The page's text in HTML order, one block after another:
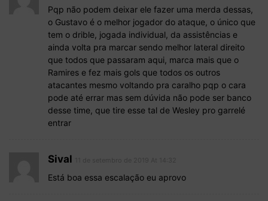
Pqp não podem deixar ele fazer uma merda dessas,
o Gustavo é o melhor jogador do ataque, o único que
tem o drible, jogada individual, da assistências e
ainda volta pra marcar sendo melhor lateral direito
que todos que passaram aqui, marca mais que o
Ramires e fez mais gols que todos os outros
atacantes mesmo voltando pra caralho pqp o cara
pode até errar mas sem dúvida não pode ser banco
desse time, que tire esse tal de Wesley pro garrelé
entrar
Sival
Está boa essa escalação eu aprovo